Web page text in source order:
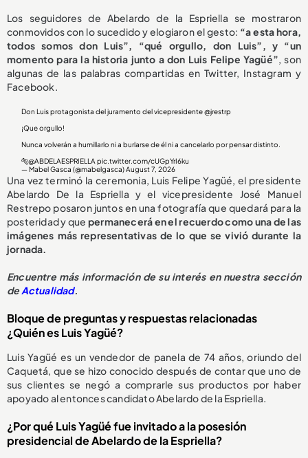
Los seguidores de Abelardo de la Espriella se mostraron
conmovidos con lo sucedido y elogiaron el gesto: “a esta hora,
todos somos don Luis”, “qué orgullo, don Luis”, y “un
momento para la historia junto a don Luis Felipe Yagüé”, son
algunas de las palabras compartidas en Twitter, Instagram y
Facebook.
Don Luis protagonista del juramento del vicepresidente@jrestrp
¡Que orgullo!
Nunca volverán a humillarlo ni a burlarse de él ni a cancelarlo por pensar distinto.
🐅@ABDELAESPRIELLA pic.twitter.com/cUGpYrI6ku
— Mabel Gasca (@mabelgasca)August 7, 2026
Una vez terminó la ceremonia, Luis Felipe Yagüé, el presidente
Abelardo De la Espriella y el vicepresidente José Manuel
Restrepo posaron juntos en una fotografía que quedará para la
posteridad y quepermanecerá en el recuerdo como una de las
imágenes más representativas de lo que se vivió durante la
jornada.
Encuentre más información de su interés en nuestra sección
deActualidad.
Bloque de preguntas y respuestas relacionadas
¿Quién es Luis Yagüé?
Luis Yagüé es un vendedor de panela de 74 años, oriundo del
Caquetá, que se hizo conocido después de contar que uno de
sus clientes se negó a comprarle sus productos por haber
apoyado al entonces candidato Abelardo de la Espriella.
¿Por qué Luis Yagüé fue invitado a la posesión
presidencial de Abelardo de la Espriella?